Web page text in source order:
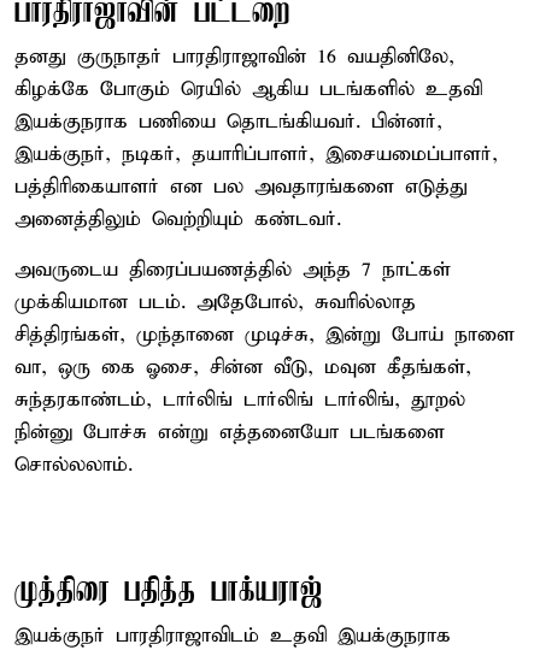
பாரதிராஜாவின் பட்டறை
தனது குருநாதர் பாரதிராஜாவின் 16 வயதினிலே,
கிழக்கே போகும் ரெயில் ஆகிய படங்களில் உதவி
இயக்குநராக பணியை தொடங்கியவர். பின்னர்,
இயக்குநர், நடிகர், தயாரிப்பாளர், இசையமைப்பாளர்,
பத்திரிகையாளர் என பல அவதாரங்களை எடுத்து
அனைத்திலும் வெற்றியும் கண்டவர்.
அவருடைய திரைப்பயணத்தில் அந்த 7 நாட்கள்
முக்கியமான படம். அதேபோல், சுவரில்லாத
சித்திரங்கள், முந்தானை முடிச்சு, இன்று போய் நாளை
வா, ஒரு கை ஓசை, சின்ன வீடு, மவுன கீதங்கள்,
சுந்தரகாண்டம், டார்லிங் டார்லிங் டார்லிங், தூறல்
நின்னு போச்சு என்று எத்தனையோ படங்களை
சொல்லலாம்.
முத்திரை பதித்த பாக்யராஜ்‌
இயக்குநர் பாரதிராஜாவிடம் உதவி இயக்குநராக